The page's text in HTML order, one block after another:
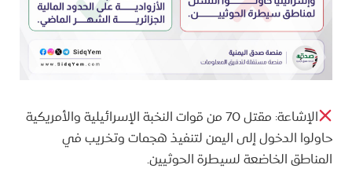
الإشاعة: مقتل 70 من قوات النخبة الإسرائيلية والأمريكية
حاولوا الدخول إلى اليمن لتنفيذ هجمات وتخريب في
المناطق الخاضعة لسيطرة الحوثيين.